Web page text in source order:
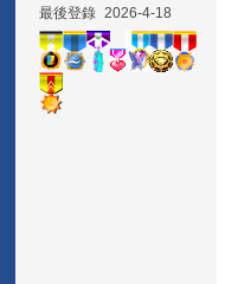
最後登錄 2026-4-18